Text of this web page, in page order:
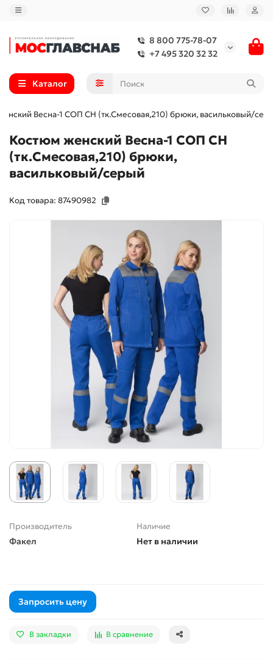
8 800 775-78-07
+7 495 320 32 32
Каталог
Весна-1 СОП CH (тк.Смесовая,210) брюки, васильковый/
Костюм женский Весна-1 СОП CH
(тк.Смесовая,210) брюки,
васильковый/серый
Код товара: 87490982
Производитель
Факел
Наличие
Нет в наличии
Запросить цену
В закладки В сравнение